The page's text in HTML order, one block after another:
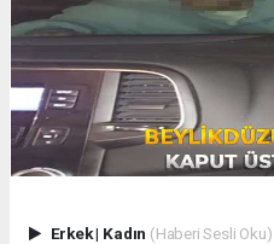
Erkek| Kadın (Haberi Sesli Oku)